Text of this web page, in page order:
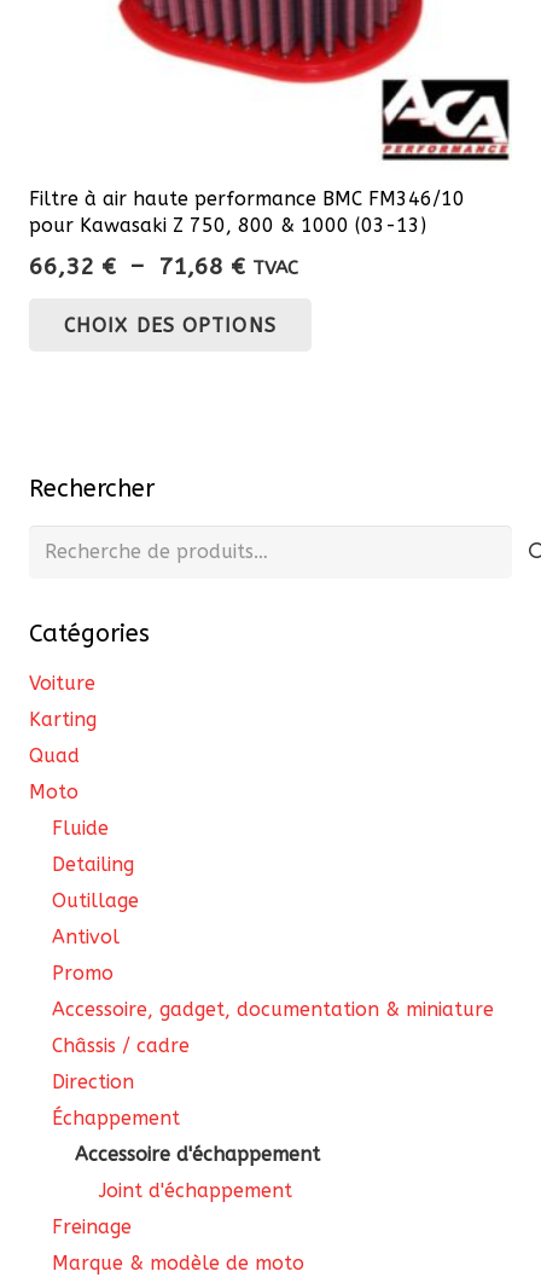
produit
Filtre à air haute performance BMC FM346/10
pour Kawasaki Z 750, 800 & 1000 (03-13)
66,32 € – 71,68 €Plage
prix :
TVAC
CHOIX DES OPTIONS
Rechercher
Recherche
Catégories
Voiture
Karting
Quad
Moto
Fluide
Detailing
Outillage
Antivol
Promo
Accessoire, gadget, documentation & miniature
Châssis / cadre
Direction
Échappement
Accessoire d'échappement
Joint d'échappement
Freinage
Marque & modèle de moto